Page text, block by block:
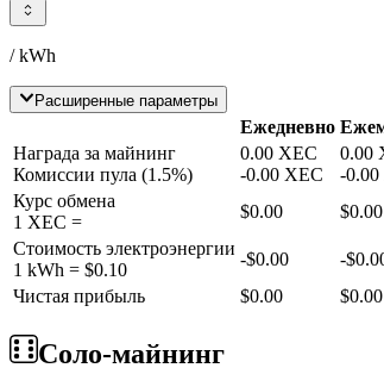
/ kWh
Расширенные параметры
Ежедневно
Награда за майнинг
Комиссии пула (1.5%)
0.00 XEC
-0.00 XEC
0.00
-0.00
Курс обмена
1 XEC =
$0.00 $0.00
Стоимость электроэнергии
1 kWh = $0.10
-$0.00 -
Чистая прибыль
$0.00 $0.00
Соло-майнинг